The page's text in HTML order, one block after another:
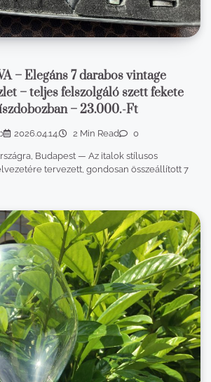
– Elegáns 7 darabos vintage
– teljes felszolgáló szett fekete
– 23.000.-Ft
2026.04.14. 2 Min Read 0
Budapest — Az italok stílusos
tervezett, gondosan összeállított 7